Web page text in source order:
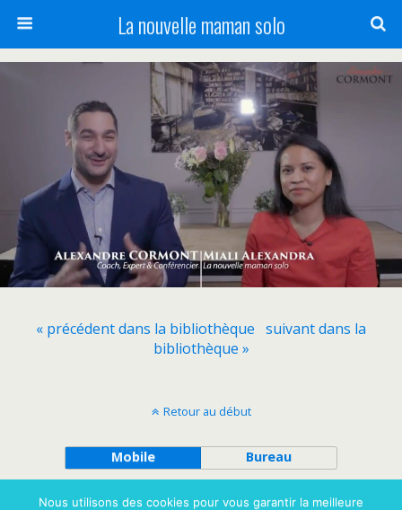
La nouvelle maman solo
« précédent dans la bibliothèque suivant dans la
bibliothèque »
Retour au début
Mobile Bureau
Nous utilisons des cookies pour vous garantir la meilleure